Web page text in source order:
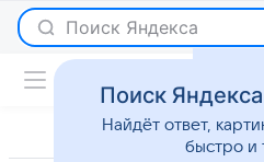
Поиск Яндекса
Поиск
Найдёт ответ,
быстро и